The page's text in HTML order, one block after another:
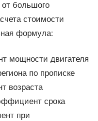
большого
стоимости
формула:
мощности двигателя
по прописке
возраста
срока
при